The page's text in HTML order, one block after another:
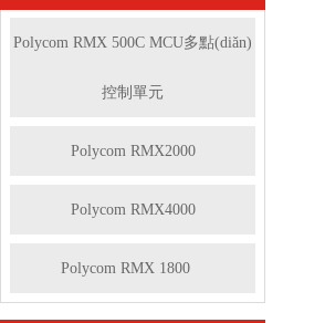
Polycom RMX 500C MCU多點(diǎn)
控制單元
Polycom RMX2000
Polycom RMX4000
Polycom RMX 1800